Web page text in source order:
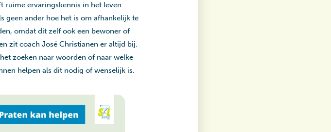
ruime ervaringskennis in het leven
geen ander hoe het is om afhankelijk te
omdat dit zelf ook een bewoner of
zit coach José Christianen er altijd bij.
zoeken naar woorden of naar welke
helpen als dit nodig of wenselijk is.